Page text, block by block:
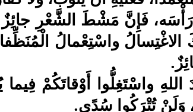
فَإِنَّ مَشْطَ الشَّعْرِ
واسْتِعْمالُ
اللهِ واسْتَغِلُّوا أَوْقاتَكُمْ
وَلَنْ تُتْرَكُوا سُدًى.